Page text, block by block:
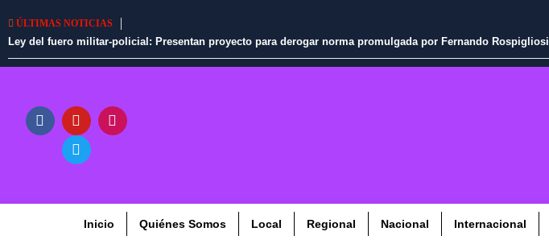
ÚLTIMAS NOTICIAS
Ley del fuero militar-policial: Presentan proyecto para derogar norma promulgada por Fernando Rospigliosi
Inicio Quiénes Somos Local Regional Nacional Internacional